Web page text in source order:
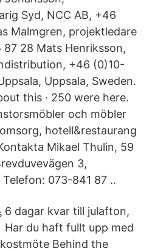
Syd, NCC AB, +46
Malmgren, projektledare
28 Mats Henriksson,
+46 (0)10-
Uppsala, Sweden.
this · 250 were here.
och möbler
hotell&restaurang
Mikael Thulin, 59
3,
073-841 87 ..
6 dagar kvar till julafton,
Har du haft fullt upp med
Behind the